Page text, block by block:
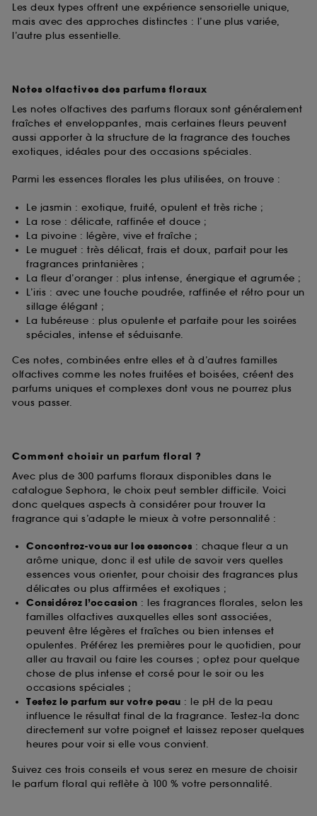
Les deux types offrent une expérience sensorielle unique,
mais avec des approches distinctes : l’une plus variée,
l’autre plus essentielle.
Notes olfactives des parfums floraux
Les notes olfactives des parfums floraux sont généralement
fraîches et enveloppantes, mais certaines fleurs peuvent
aussi apporter à la structure de la fragrance des touches
exotiques, idéales pour des occasions spéciales.
Parmi les essences florales les plus utilisées, on trouve :
Le jasmin : exotique, fruité, opulent et très riche ;
La rose : délicate, raffinée et douce ;
La pivoine : légère, vive et fraîche ;
Le muguet : très délicat, frais et doux, parfait pour les
fragrances printanières ;
La fleur d’oranger : plus intense, énergique et agrumée ;
L’iris : avec une touche poudrée, raffinée et rétro pour un
sillage élégant ;
La tubéreuse : plus opulente et parfaite pour les soirées
spéciales, intense et séduisante.
Ces notes, combinées entre elles et à d’autres familles
olfactives comme les notes fruitées et boisées, créent des
parfums uniques et complexes dont vous ne pourrez plus
vous passer.
Comment choisir un parfum floral ?
Avec plus de 300 parfums floraux disponibles dans le
catalogue Sephora, le choix peut sembler difficile. Voici
donc quelques aspects à considérer pour trouver la
fragrance qui s’adapte le mieux à votre personnalité :
Concentrez-vous sur les essences : chaque fleur a un
arôme unique, donc il est utile de savoir vers quelles
essences vous orienter, pour choisir des fragrances plus
délicates ou plus affirmées et exotiques ;
Considérez l’occasion : les fragrances florales, selon les
familles olfactives auxquelles elles sont associées,
peuvent être légères et fraîches ou bien intenses et
opulentes. Préférez les premières pour le quotidien, pour
aller au travail ou faire les courses ; optez pour quelque
chose de plus intense et corsé pour le soir ou les
occasions spéciales ;
Testez le parfum sur votre peau : le pH de la peau
influence le résultat final de la fragrance. Testez-la donc
directement sur votre poignet et laissez reposer quelques
heures pour voir si elle vous convient.
Suivez ces trois conseils et vous serez en mesure de choisir
le parfum floral qui reflète à 100 % votre personnalité.